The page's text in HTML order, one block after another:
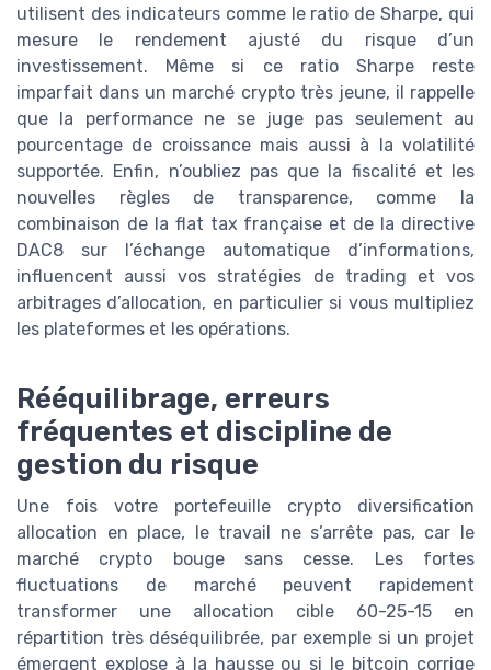
utilisent des indicateurs comme le ratio de Sharpe, qui
mesure le rendement ajusté du risque d’un
investissement. Même si ce ratio Sharpe reste
imparfait dans un marché crypto très jeune, il rappelle
que la performance ne se juge pas seulement au
pourcentage de croissance mais aussi à la volatilité
supportée. Enfin, n’oubliez pas que la fiscalité et les
nouvelles règles de transparence, comme la
combinaison de la flat tax française et de la directive
DAC8 sur l’échange automatique d’informations,
influencent aussi vos stratégies de trading et vos
arbitrages d’allocation, en particulier si vous multipliez
les plateformes et les opérations.
Rééquilibrage, erreurs
fréquentes et discipline de
gestion du risque
Une fois votre portefeuille crypto diversification
allocation en place, le travail ne s’arrête pas, car le
marché crypto bouge sans cesse. Les fortes
fluctuations de marché peuvent rapidement
transformer une allocation cible 60-25-15 en
répartition très déséquilibrée, par exemple si un projet
émergent explose à la hausse ou si le bitcoin corrige